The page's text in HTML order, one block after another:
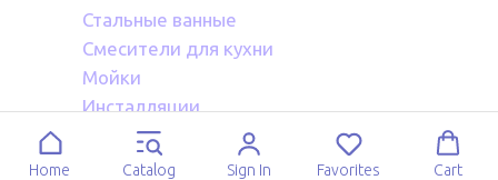
Home Catalog Sign In Favorites Cart
Стальные ванные
Смесители для кухни
Мойки
Инсталляции
Акриловые ванные
Полотенцесушители водяные